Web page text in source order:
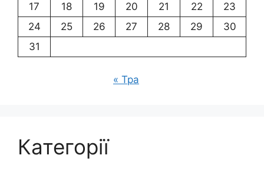
17
18 19 20 21 22
23
24
25 26 27 28 29
30
31
« Тра
Категорії